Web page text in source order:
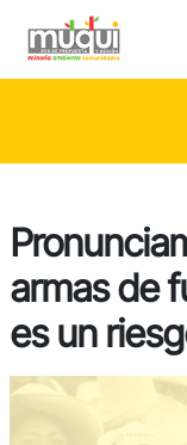
armas de
es un